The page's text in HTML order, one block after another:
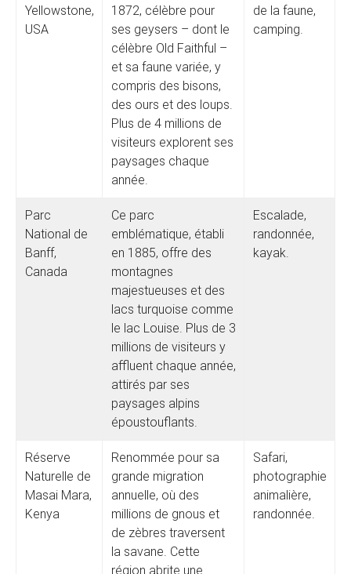
Yellowstone,
USA
1872, célèbre pour
ses geysers – dont le
célèbre Old Faithful –
et sa faune variée, y
compris des bisons,
des ours et des loups.
Plus de 4 millions de
visiteurs explorent ses
paysages chaque
année.
de la faune,
camping.
Parc
National de
Banff,
Canada
Ce parc
emblématique, établi
en 1885, offre des
montagnes
majestueuses et des
lacs turquoise comme
le lac Louise. Plus de 3
millions de visiteurs y
affluent chaque année,
attirés par ses
paysages alpins
époustouflants.
Escalade,
randonnée,
kayak.
Réserve
Naturelle de
Masai Mara,
Kenya
Renommée pour sa
grande migration
annuelle, où des
millions de gnous et
de zèbres traversent
la savane. Cette
région abrite une
Safari,
photographie
animalière,
randonnée.